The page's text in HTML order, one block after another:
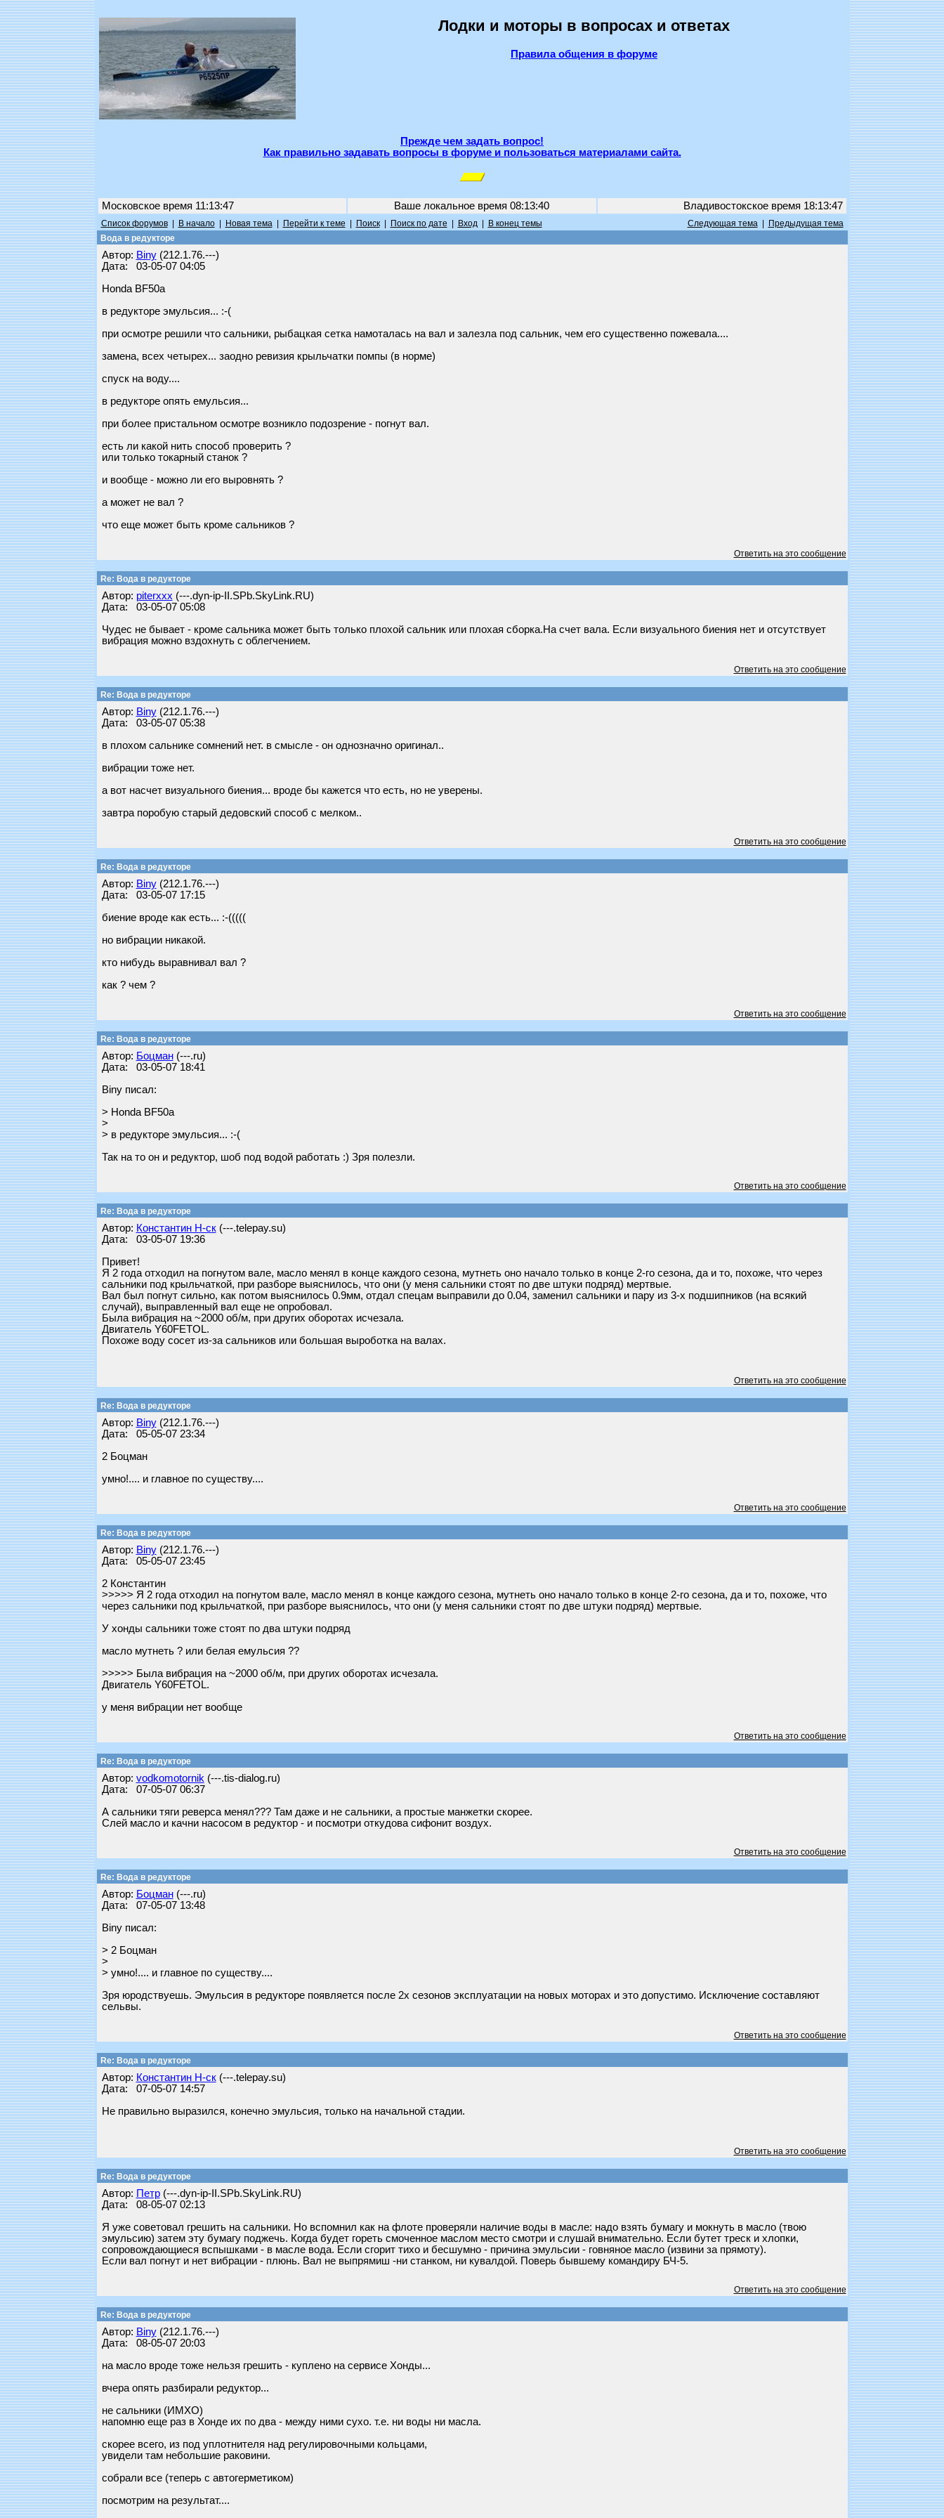
Лодки и моторы в вопросах и ответах
Правила общения в форуме
Прежде чем задать вопрос!
Как правильно задавать вопросы в форуме и пользоваться материалами сайта.
Московское время 11:13:47 Ваше локальное время 08:13:40 Владивостокское время 18:13:47
Список форумов| В начало| Новая тема| Перейти к теме Поиск| Поиск по дате Вход| В конец темы Следующая тема|
Предыдущая тема
Вода в редукторе
Автор: Biny(212.1.76.---)
Дата: 03-05-07 04:05
Honda BF50a
в редукторе эмульсия... :-(
при осмотре решили что сальники, рыбацкая сетка намоталась на вал и залезла под сальник, чем его существенно пожевала....
замена, всех четырех... заодно ревизия крыльчатки помпы (в норме)
спуск на воду....
в редукторе опять емульсия...
при более пристальном осмотре возникло подозрение - погнут вал.
есть ли какой нить способ проверить ?
или только токарный станок ?
и вообще - можно ли его выровнять ?
а может не вал ?
что еще может быть кроме сальников ?
Ответить на это сообщение
Re: Вода в редукторе
Автор: piterxxx (---.dyn-ip-II.SPb.SkyLink.RU)
Дата: 03-05-07 05:08
Чудес не бывает - кроме сальника может быть только плохой сальник или плохая сборка.На счет вала. Если визуального биения нет и отсутствует
вибрация можно вздохнуть с облегчением.
Ответить на это сообщение
Re: Вода в редукторе
Автор: Biny(212.1.76.---)
Дата: 03-05-07 05:38
в плохом сальнике сомнений нет. в смысле - он однозначно оригинал..
вибрации тоже нет.
а вот насчет визуального биения... вроде бы кажется что есть, но не уверены.
завтра поробую старый дедовский способ с мелком..
Ответить на это сообщение
Re: Вода в редукторе
Автор: Biny(212.1.76.---)
Дата: 03-05-07 17:15
биение вроде как есть... :-(((((
но вибрации никакой.
кто нибудь выравнивал вал ?
как ? чем ?
Ответить на это сообщение
Re: Вода в редукторе
Автор: Бoцман(---.ru)
Дата: 03-05-07 18:41
Biny писал:
> Honda BF50a
>
> в редукторе эмульсия... :-(
Так на то он и редуктор, шоб под водой работать :) Зря полезли.
Ответить на это сообщение
Re: Вода в редукторе
Автор: Константин Н-ск(---.telepay.su)
Дата: 03-05-07 19:36
Привет!
Я 2 года отходил на погнутом вале, масло менял в конце каждого сезона, мутнеть оно начало только в конце 2-го сезона, да и то, похоже, что через
сальники под крыльчаткой, при разборе выяснилось, что они (у меня сальники стоят по две штуки подряд) мертвые.
Вал был погнут сильно, как потом выяснилось 0.9мм, отдал спецам выправили до 0.04, заменил сальники и пару из 3-х подшипников (на всякий
случай), выправленный вал еще не опробовал.
Была вибрация на ~2000 об/м, при других оборотах исчезала.
Двигатель Y60FETOL.
Похоже воду сосет из-за сальников или большая выроботка на валах.
Ответить на это сообщение
Re: Вода в редукторе
Автор: Biny(212.1.76.---)
Дата: 05-05-07 23:34
2 Боцман
умно!.... и главное по существу....
Ответить на это сообщение
Re: Вода в редукторе
Автор: Biny(212.1.76.---)
Дата: 05-05-07 23:45
2 Константин
>>>>> Я 2 года отходил на погнутом вале, масло менял в конце каждого сезона, мутнеть оно начало только в конце 2-го сезона, да и то, похоже, что
через сальники под крыльчаткой, при разборе выяснилось, что они (у меня сальники стоят по две штуки подряд) мертвые.
У хонды сальники тоже стоят по два штуки подряд
масло мутнеть ? или белая емульсия ??
>>>>> Была вибрация на ~2000 об/м, при других оборотах исчезала.
Двигатель Y60FETOL.
у меня вибрации нет вообще
Ответить на это сообщение
Re: Вода в редукторе
Автор: vodkomotornik (---.tis-dialog.ru)
Дата: 07-05-07 06:37
А сальники тяги реверса менял??? Там даже и не сальники, а простые манжетки скорее.
Слей масло и качни насосом в редуктор - и посмотри откудова сифонит воздух.
Ответить на это сообщение
Re: Вода в редукторе
Автор: Бoцман(---.ru)
Дата: 07-05-07 13:48
Biny писал:
> 2 Боцман
>
> умно!.... и главное по существу....
Зря юродствуешь. Эмульсия в редукторе появляется после 2х сезонов эксплуатации на новых моторах и это допустимо. Исключение составляют
сельвы.
Ответить на это сообщение
Re: Вода в редукторе
Автор: Константин Н-ск(---.telepay.su)
Дата: 07-05-07 14:57
Не правильно выразился, конечно эмульсия, только на начальной стадии.
Ответить на это сообщение
Re: Вода в редукторе
Автор: Петр(---.dyn-ip-II.SPb.SkyLink.RU)
Дата: 08-05-07 02:13
Я уже советовал грешить на сальники. Но вспомнил как на флоте проверяли наличие воды в масле: надо взять бумагу и мокнуть в масло (твою
эмульсию) затем эту бумагу поджечь. Когда будет гореть смоченное маслом место смотри и слушай внимательно. Если бутет треск и хлопки,
сопровождающиеся вспышками - в масле вода. Если сгорит тихо и бесшумно - причина эмульсии - говняное масло (извини за прямоту).
Если вал погнут и нет вибрации - плюнь. Вал не выпрямиш -ни станком, ни кувалдой. Поверь бывшему командиру БЧ-5.
Ответить на это сообщение
Re: Вода в редукторе
Автор: Biny(212.1.76.---)
Дата: 08-05-07 20:03
на масло вроде тоже нельзя грешить - куплено на сервисе Хонды...
вчера опять разбирали редуктор...
не сальники (ИМХО)
напомню еще раз в Хонде их по два - между ними сухо. т.е. ни воды ни масла.
скорее всего, из под уплотнителя над регулировочными кольцами,
увидели там небольшие раковини.
собрали все (теперь с автогерметиком)
посмотрим на результат....